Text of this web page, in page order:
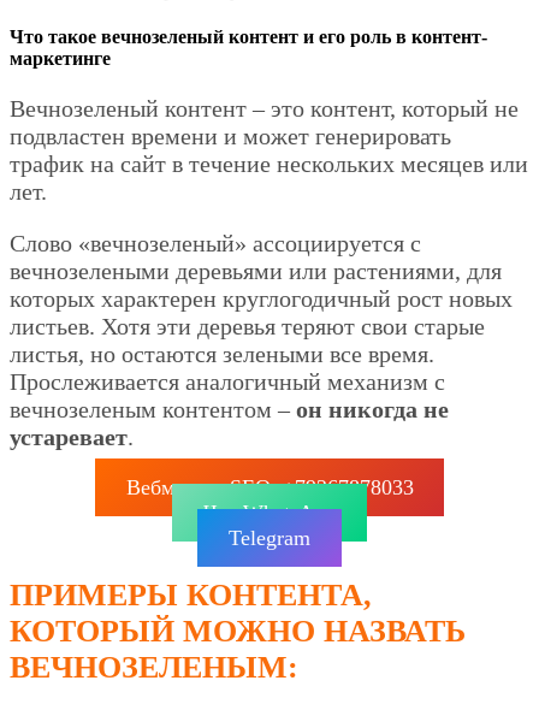
Что такое вечнозеленый контент и его роль в контент-
маркетинге
Вечнозеленый контент – это контент, который не
подвластен времени и может генерировать
трафик на сайт в течение нескольких месяцев или
лет.
Слово «вечнозеленый» ассоциируется с
вечнозелеными деревьями или растениями, для
которых характерен круглогодичный рост новых
листьев. Хотя эти деревья теряют свои старые
листья, но остаются зелеными все время.
Прослеживается аналогичный механизм с
вечнозеленым контентом –он никогда не
устаревает.
Вебмастер SEO: +79267878033
Чат WhatsApp
Telegram
ПРИМЕРЫ КОНТЕНТА,
КОТОРЫЙ МОЖНО НАЗВАТЬ
ВЕЧНОЗЕЛЕНЫМ: